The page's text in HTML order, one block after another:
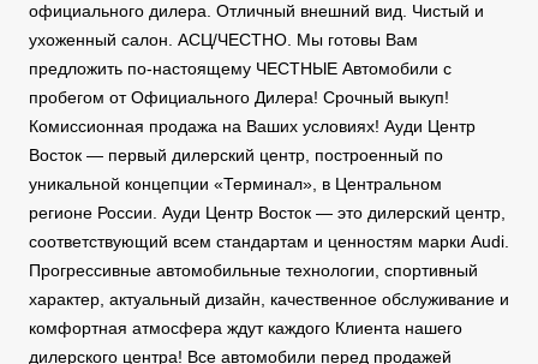
официального дилера. Отличный внешний вид. Чистый и
ухоженный салон. АСЦ/ЧЕСТНО. Мы готовы Вам
предложить по-настоящему ЧЕСТНЫЕ Автомобили с
пробегом от Официального Дилера! Срочный выкуп!
Комиссионная продажа на Ваших условиях! Ауди Центр
Восток — первый дилерский центр, построенный по
уникальной концепции «Терминал», в Центральном
регионе России. Ауди Центр Восток — это дилерский центр,
соответствующий всем стандартам и ценностям марки Audi.
Прогрессивные автомобильные технологии, спортивный
характер, актуальный дизайн, качественное обслуживание и
комфортная атмосфера ждут каждого Клиента нашего
дилерского центра! Все автомобили перед продажей